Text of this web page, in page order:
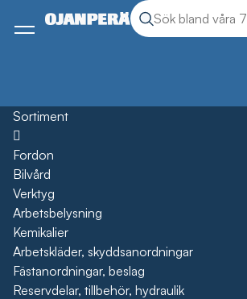
Sök produkter
Sök
Meny
Sortiment
Öppna
Fordon
Bilvård
Verktyg
Arbetsbelysning
Kemikalier
Arbetskläder, skyddsanordningar
Fästanordningar, beslag
Reservdelar, tillbehör, hydraulik